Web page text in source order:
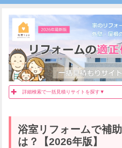
詳細検索で一括見積りサイトを探す▼
建物所在地
浴室リフォームで補
は？【2026年版】